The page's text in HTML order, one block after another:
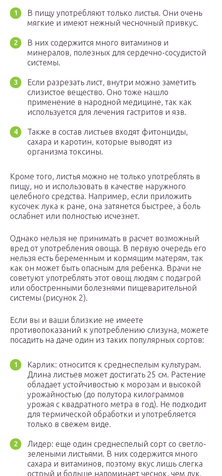
В пищу употребляют только листья. Они очень
мягкие и имеют нежный чесночный привкус.
В них содержится много витаминов и
минералов, полезных для сердечно-сосудистой
системы.
Если разрезать лист, внутри можно заметить
слизистое вещество. Оно тоже нашло
применение в народной медицине, так как
используется для лечения гастритов и язв.
Также в состав листьев входят фитонциды,
сахара и каротин, которые выводят из
организма токсины.
Кроме того, листья можно не только употреблять в
пищу, но и использовать в качестве наружного
целебного средства. Например, если приложить
кусочек лука к ране, она затянется быстрее, а боль
ослабнет или полностью исчезнет.
Однако нельзя не принимать в расчет возможный
вред от употребления овоща. В первую очередь его
нельзя есть беременным и кормящим матерям, так
как он может быть опасным для ребенка. Врачи не
советуют употреблять этот овощ людям с подагрой
или обостренными болезнями пищеварительной
системы (рисунок 2).
Если вы и ваши близкие не имеете
противопоказаний к употреблению слизуна, можете
посадить на даче один из таких популярных сортов:
Карлик: относится к среднеспелым культурам.
Длина листьев может достигать 25 см. Растение
обладает устойчивостью к морозам и высокой
урожайностью (до полутора килограммов
урожая с квадратного метра в год). Не подходит
для термической обработки и употребляется
только в свежем виде.
Лидер: еще один среднеспелый сорт со светло-
зелеными листьями. В них содержится много
сахара и витаминов, поэтому вкус лишь слегка
острый и больше напоминает чеснок, чем лук.